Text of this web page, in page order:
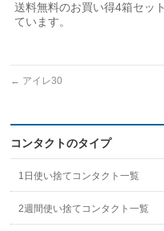
送料無料のお買い得4箱セッ
ています。
← アイレ30
コンタクトのタイプ
1日使い捨てコンタクト一覧
2週間使い捨てコンタクト一覧